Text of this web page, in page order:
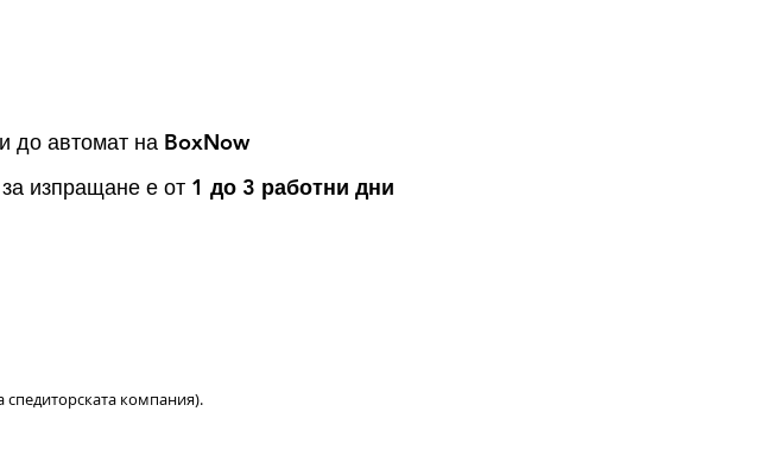
до автомат на BoxNow
изпращане е от 1 до 3 работни дни
компания).